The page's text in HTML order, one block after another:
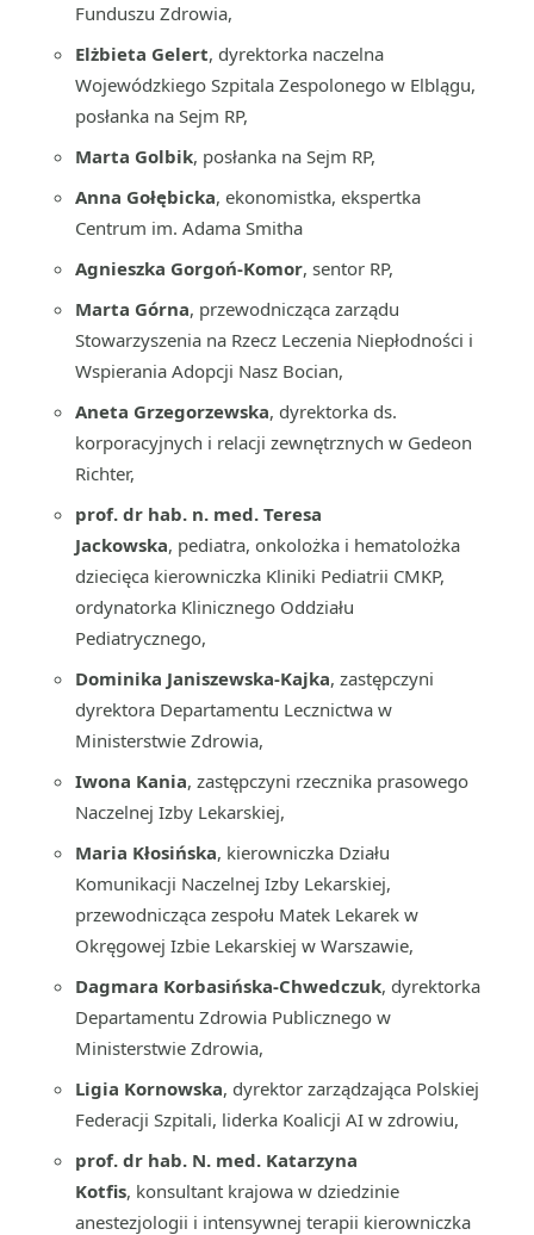
Funduszu Zdrowia,
Elżbieta Gelert, dyrektorka naczelna
Wojewódzkiego Szpitala Zespolonego w Elblągu,
posłanka na Sejm RP,
Marta Golbik, posłanka na Sejm RP,
Anna Gołębicka, ekonomistka, ekspertka
Centrum im. Adama Smitha
Agnieszka Gorgoń-Komor, sentor RP,
Marta Górna, przewodnicząca zarządu
Stowarzyszenia na Rzecz Leczenia Niepłodności i
Wspierania Adopcji Nasz Bocian,
Aneta Grzegorzewska, dyrektorka ds.
korporacyjnych i relacji zewnętrznych w Gedeon
Richter,
prof. dr hab. n. med. Teresa
Jackowska, pediatra, onkolożka i hematolożka
dziecięca kierowniczka Kliniki Pediatrii CMKP,
ordynatorka Klinicznego Oddziału
Pediatrycznego,
Dominika Janiszewska-Kajka, zastępczyni
dyrektora Departamentu Lecznictwa w
Ministerstwie Zdrowia,
Iwona Kania, zastępczyni rzecznika prasowego
Naczelnej Izby Lekarskiej,
Maria Kłosińska, kierowniczka Działu
Komunikacji Naczelnej Izby Lekarskiej,
przewodnicząca zespołu Matek Lekarek w
Okręgowej Izbie Lekarskiej w Warszawie,
Dagmara Korbasińska-Chwedczuk, dyrektorka
Departamentu Zdrowia Publicznego w
Ministerstwie Zdrowia,
Ligia Kornowska, dyrektor zarządzająca Polskiej
Federacji Szpitali, liderka Koalicji AI w zdrowiu,
prof. dr hab. N. med. Katarzyna
Kotfis, konsultant krajowa w dziedzinie
anestezjologii i intensywnej terapii kierowniczka